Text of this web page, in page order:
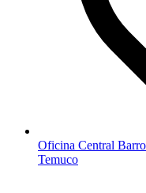
Oficina Central
Temuco